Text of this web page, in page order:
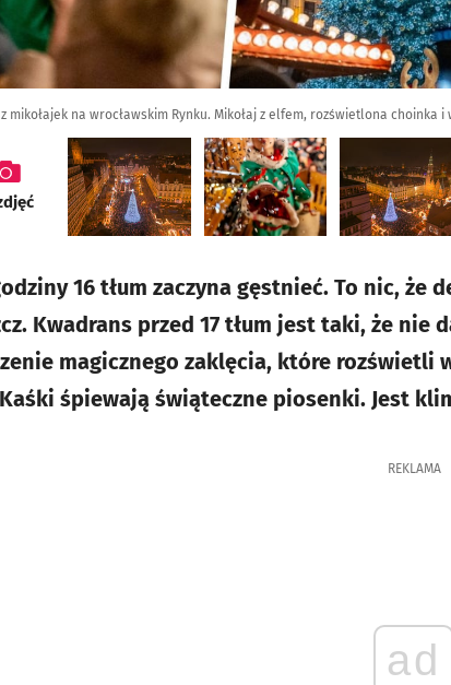
mikołajek na wrocławskim Rynku. Mikołaj z elfem, rozświetlona choinka
16 tłum zaczyna gęstnieć. To nic, że
Kwadrans przed 17 tłum jest taki, że nie
magicznego zaklęcia, które rozświetli
śpiewają świąteczne piosenki. Jest
REKLAMA
ad